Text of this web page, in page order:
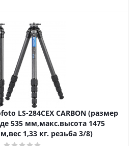
LS-284CEX CARBON (размер
535 мм,макс.высота 1475
1,33 кг. резьба 3/8)